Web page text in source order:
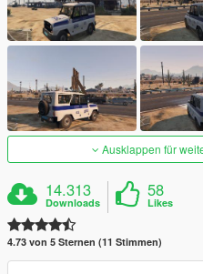
Ausklappen für
14.313
Downloads
58
Likes
4.73 von 5 Sternen (11 Stimmen)